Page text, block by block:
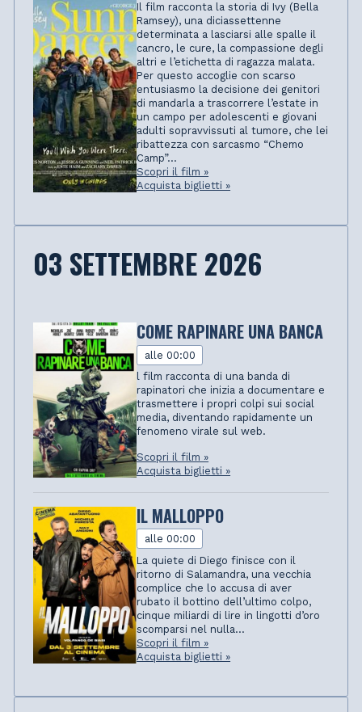
Il film racconta la storia di Ivy (Bella
Ramsey), una diciassettenne
determinata a lasciarsi alle spalle il
cancro, le cure, la compassione degli
altri e l’etichetta di ragazza malata.
Per questo accoglie con scarso
entusiasmo la decisione dei genitori
di mandarla a trascorrere l’estate in
un campo per adolescenti e giovani
adulti sopravvissuti al tumore, che lei
ribattezza con sarcasmo “Chemo
Camp”...
Scopri il film »
Acquista biglietti »
03 SETTEMBRE 2026
COME RAPINARE UNA BANCA
alle 00:00
l film racconta di una banda di
rapinatori che inizia a documentare e
trasmettere i propri colpi sui social
media, diventando rapidamente un
fenomeno virale sul web.
Scopri il film »
Acquista biglietti »
IL MALLOPPO
alle 00:00
La quiete di Diego finisce con il
ritorno di Salamandra, una vecchia
complice che lo accusa di aver
rubato il bottino dell’ultimo colpo,
cinque miliardi di lire in lingotti d’oro
scomparsi nel nulla...
Scopri il film »
Acquista biglietti »